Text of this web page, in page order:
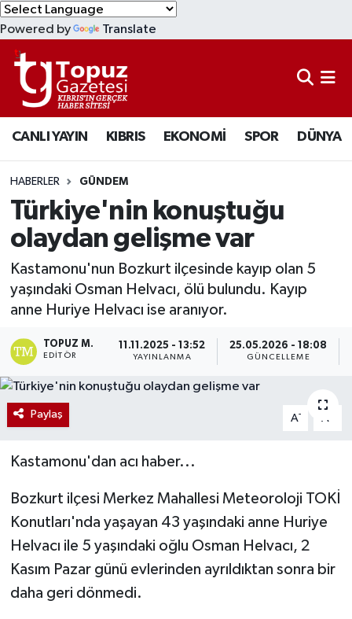
Powered by Translate
CANLI YAYIN KIBRIS EKONOMİ SPOR DÜNYA
HABERLER GÜNDEM
Türkiye'nin konuştuğu
olaydan gelişme var
Kastamonu'nun Bozkurt ilçesinde kayıp olan 5
yaşındaki Osman Helvacı, ölü bulundu. Kayıp
anne Huriye Helvacı ise aranıyor.
TOPUZ M.
EDITÖR
11.11.2025 - 13:52
YAYINLANMA
25.05.2026 - 18:08
GÜNCELLEME
Paylaş A- A
Kastamonu'dan acı haber...
Bozkurt ilçesi Merkez Mahallesi Meteoroloji TOKİ
Konutları'nda yaşayan 43 yaşındaki anne Huriye
Helvacı ile 5 yaşındaki oğlu Osman Helvacı, 2
Kasım Pazar günü evlerinden ayrıldıktan sonra bir
daha geri dönmedi.
KIBRIS
DÜNYA
EKONOMİ
MAGAZİN
SAĞLIK
TÜRKİYE
Lefkoşa Nöbetçi Eczaneler
Lefkoşa Hava Durumu
Lefkoşa Trafik Yoğunluk Haritası
Süper Lig Puan Durumu ve Fikstür
Tüm Manşetler
Son Dakika Haberleri